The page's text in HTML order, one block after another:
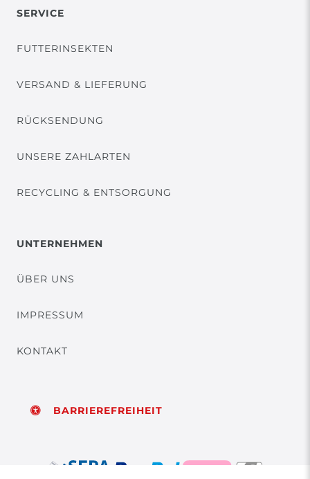
SERVICE
FUTTERINSEKTEN
VERSAND & LIEFERUNG
RÜCKSENDUNG
UNSERE ZAHLARTEN
RECYCLING & ENTSORGUNG
UNTERNEHMEN
ÜBER UNS
IMPRESSUM
KONTAKT
BARRIEREFREIHEIT